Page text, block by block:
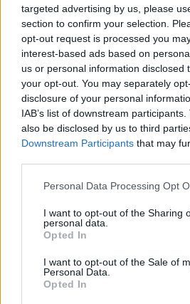
targeted advertising by us, please
section to confirm your selection.
opt-out request is processed you
interest-based ads based on
us or personal information disclosed
your opt-out. You may separately
disclosure of your personal
IAB’s list of downstream
also be disclosed by us to third
Downstream Participants that may
Please note that this website/app
not limited to your visit or usage
grant or deny consent to Google and
use your data for below specified
consent section.
Personal Data Processing Opt
I want to opt-out of the Sharing
personal data.
Opted In
I want to opt-out of the Sale of
Personal Data.
Opted In
mascherine contraffatte
QUOTAZIONI CRYPTO
Nome